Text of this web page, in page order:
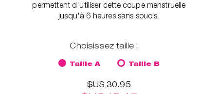
permettent d'utiliser cette coupe menstruelle
jusqu'à 6 heures sans soucis.
Choisissez taille :
Taille A Taille B
$US 30.95